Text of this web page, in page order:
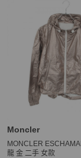
Moncler
MONCLER
龍 金 二手 女款